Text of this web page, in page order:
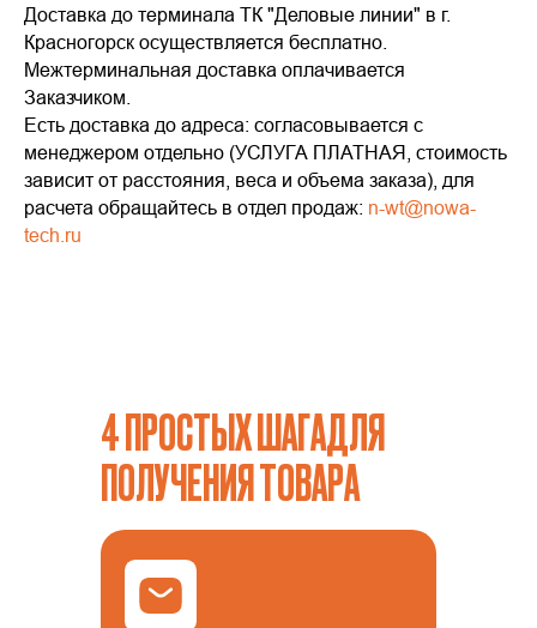
Доставка до терминала ТК "Деловые линии" в г.
Красногорск осуществляется бесплатно.
Межтерминальная доставка оплачивается
Заказчиком.
Есть доставка до адреса: согласовывается с
менеджером отдельно (УСЛУГА ПЛАТНАЯ, стоимость
зависит от расстояния, веса и объема заказа), для
расчета обращайтесь в отдел продаж: n-wt@nowa-
tech.ru
4 ПРОСТЫХ ШАГАДЛЯ
ПОЛУЧЕНИЯ ТОВАРА